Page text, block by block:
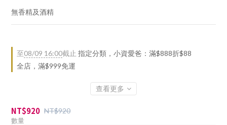
無香精及酒精
至08/09 16:00截止 指定分類，小資愛爸：滿$888折$88
全店，滿$999免運
查看更多
NT$920 NT$920
數量